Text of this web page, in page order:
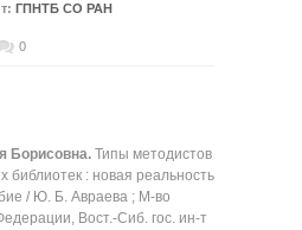
ГПНТБ СО РАН
0
Борисовна. Типы методистов
библиотек : новая реальность
/ Ю. Б. Авраева ; М-во
Вост.-Сиб. гос. ин-т